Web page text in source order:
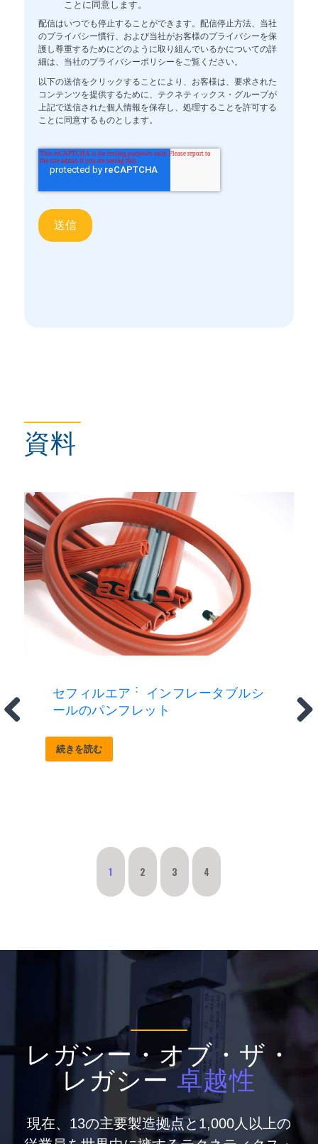
ことに同意します。
配信はいつでも停止することができます。配信停止方法、当社
のプライバシー慣行、および当社がお客様のプライバシーを保
護し尊重するためにどのように取り組んでいるかについての詳
細は、当社のプライバシーポリシーをご覧ください。
以下の送信をクリックすることにより、お客様は、要求された
コンテンツを提供するために、テクネティックス・グループが
上記で送信された個人情報を保存し、処理することを許可する
ことに同意するものとします。
資料
セフィルエア ：
インフレータブルシ
ールのパンフレット
続きを読む
1 2 3 4
レガシー・オブ・ザ・
レガシー卓越性
現在、13の主要製造拠点と1,000人以上の